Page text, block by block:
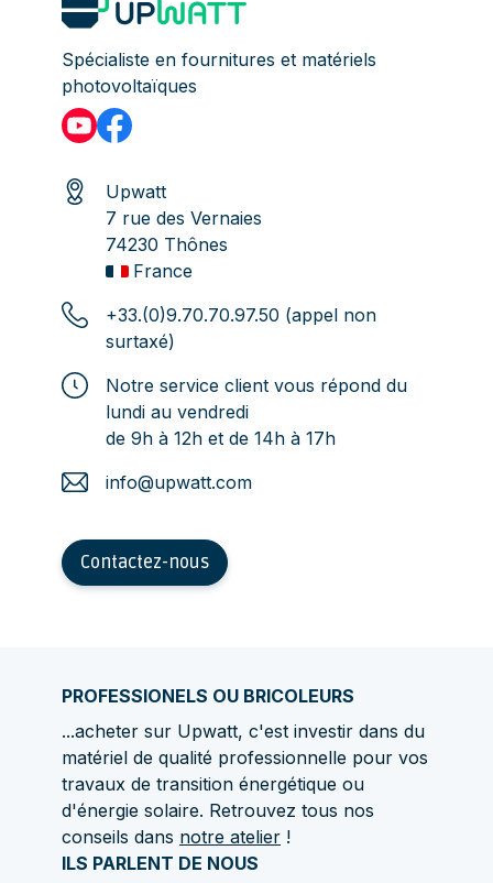
Spécialiste en fournitures et matériels
photovoltaïques
Upwatt
7 rue des Vernaies
74230 Thônes
France
+33.(0)9.70.70.97.50 (appel non
surtaxé)
Notre service client vous répond du
lundi au vendredi
de 9h à 12h et de 14h à 17h
info@upwatt.com
Contactez-nous
PROFESSIONELS OU BRICOLEURS
...acheter sur Upwatt, c'est investir dans du
matériel de qualité professionnelle pour vos
travaux de transition énergétique ou
d'énergie solaire. Retrouvez tous nos
conseils dans notre atelier !
ILS PARLENT DE NOUS